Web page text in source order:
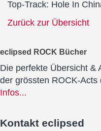
Top-Track: Hole In
Zurück zur Übersicht
eclipsed ROCK Bücher
Die perfekte Übersicht &
der grössten ROCK-Acts
Infos...
Kontakt eclipsed